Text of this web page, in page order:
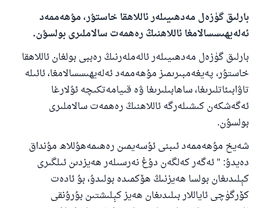
بارلىق گۈزەل مەدھىيىلەر ئاللاھقا خاستۇر، مۇھەممەد
ئەلەيھىسسالامغا ئاللاھنىڭ رەھمەت سالاملىرى بولسۇن.
بارلىق گۈزەل مەدھىيىلەر ئالەملەرنىڭ رەببى بولغان ئاللاھقا
خاستۇر، پەيغەمبىرىمىز مۇھەممەد ئەلەيھىسسالامغا، ئائىلە
تاۋابىئاتلىرىغا، ساھابىلىرىغا ۋە قىيامەتكىچە ئۇلارغا
ئەگەشكەن كىشىلەرگە ئاللاھنىڭ رەھمەت سالاملىرى
بولسۇن.
شەيخ مۇھەممەد ئىبنى ئۇسەيمىن رەھىمەھۇللاھ مۇنداق
دەيدۇ:
"ئەگەر كەلگەن دۇغ نەرسىلەر ھەيزدىن ئىلگىرى
كېلىدىغان بولسا ھەيزنىڭ ھۆكمىدە بولىدۇ، بۇ ئادەت
كۆرگۈچى ئاياللار بىلىدىغان ھەيز كېلىشتىن بۇرۇنقى
110845 - نومۇرلۇق سوئالنىڭ جاۋابى
ئائىلىنى ساقلاپ قالدى